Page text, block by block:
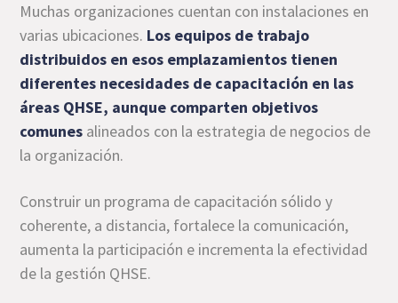
Muchas organizaciones cuentan con instalaciones en
varias ubicaciones. Los equipos de trabajo
distribuidos en esos emplazamientos tienen
diferentes necesidades de capacitación en las
áreas QHSE, aunque comparten objetivos
comunes alineados con la estrategia de negocios de
la organización.
Construir un programa de capacitación sólido y
coherente, a distancia, fortalece la comunicación,
aumenta la participación e incrementa la efectividad
de la gestión QHSE.